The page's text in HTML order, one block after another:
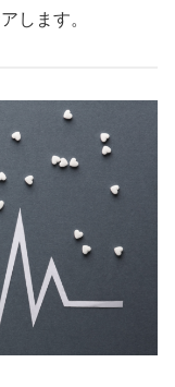
します。